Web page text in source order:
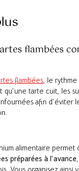
flambées
flambées , le
qu’une tarte cuit, les
afin d’éviter
alimentaire permet
préparées à l’avance
Vous organisez ainsi